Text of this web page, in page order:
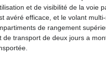
et de visibilité de la voie
avéré efficace, et le volant
de rangement
de transport de deux jours a